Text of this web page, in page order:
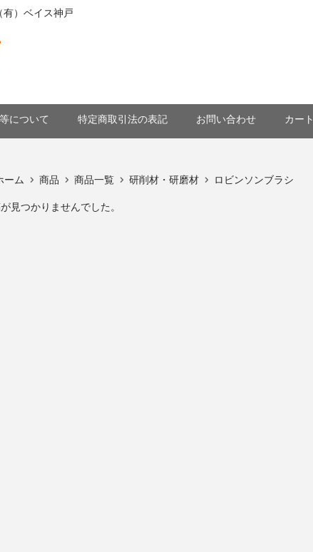
有）ベイス神戸
について 特定商取引法の表記 お問い合わせ カート
ーム 商品 商品一覧 研削材・研磨材 ロビンソンブラシ
見つかりませんでした。